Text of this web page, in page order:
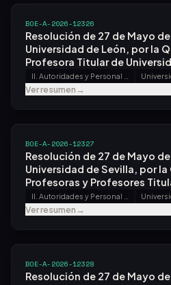
BOE-A-2026-12326
Resolución de 27 de Mayo
Universidad de León, por la
Profesora Titular de
Sanjurjo Ríos.
Ver resumen→
BOE-A-2026-12327
Resolución de 27 de Mayo
Universidad de Sevilla, por la
Profesoras y Profesores
Ver resumen→
BOE-A-2026-12328
Resolución de 27 de Mayo